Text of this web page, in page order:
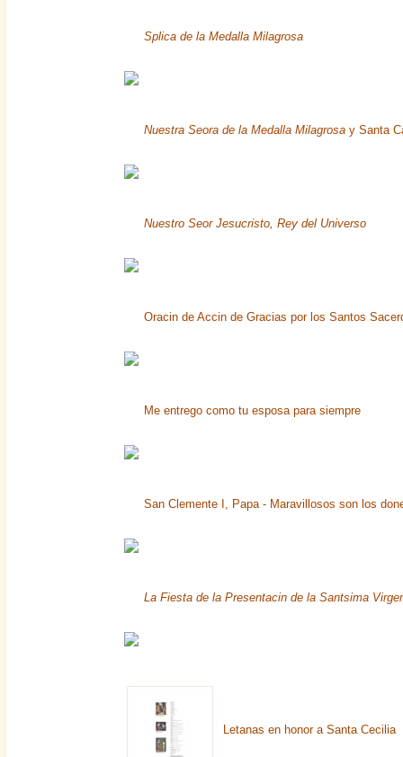
Splica de la Medalla Milagrosa
Nuestra Seora de la Medalla Milagrosa y Santa
Nuestro Seor Jesucristo, Rey del Universo
Oracin de Accin de Gracias por los Santos
Me entrego como tu esposa para siempre
San Clemente I, Papa - Maravillosos son los
La Fiesta de la Presentacin de la Santsima
Letanas en honor a Santa Cecilia